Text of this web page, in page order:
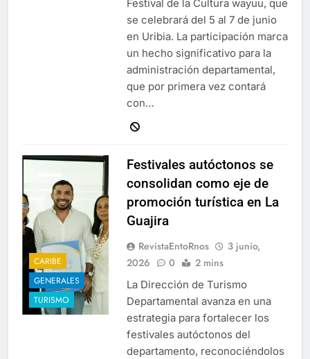
Festival de la Cultura wayuu, que
se celebrará del 5 al 7 de junio
en Uribia. La participación marca
un hecho significativo para la
administración departamental,
que por primera vez contará
con…
CARIBE
GENERALES
TURISMO
Festivales autóctonos se
consolidan como eje de
promoción turística en La
Guajira
RevistaEntoRnos
3 junio,
2026
0 2 mins
La Dirección de Turismo
Departamental avanza en una
estrategia para fortalecer los
festivales autóctonos del
departamento, reconociéndolos